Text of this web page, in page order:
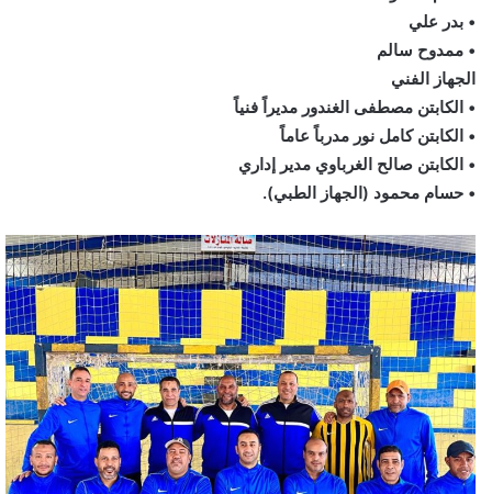
• بدر علي
• ممدوح سالم
الجهاز الفني
• الكابتن مصطفى الغندور مديراً فنياً
• الكابتن كامل نور مدرباً عاماً
• الكابتن صالح الغرباوي مدير إداري
• حسام محمود (الجهاز الطبي).